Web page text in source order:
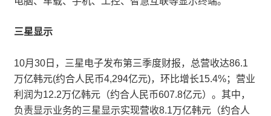
三星显示
10月30日，三星电子发布第三季度财报，总营收达86.1
万亿韩元(约合人民币4,294亿元)，环比增长15.4%；营业
利润为12.2万亿韩元（约合人民币607.8亿元）。其中，
负责显示业务的三星显示实现营收8.1万亿韩元（约合人